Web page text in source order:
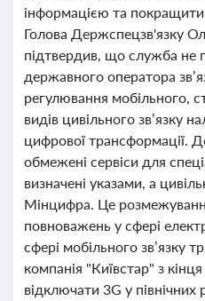
інформацією та покращити
Голова Держспецзв'язку
підтвердив, що служба не
державного оператора
регулювання мобільного,
видів цивільного зв’язку
цифрової трансформації.
обмежені сервіси для
визначені указами, а
Мінцифра. Це
повноважень у сфері
сфері мобільного зв’язку
компанія "Київстар" з
відключати 3G у